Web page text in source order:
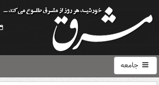
جامعه